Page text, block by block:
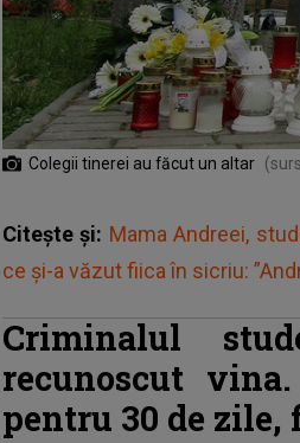
Colegii tinerei au făcut un altar
Citește și: Mama Andreei,
ce și-a văzut fiica în sicriu:
Criminalul
recunoscut
pentru 30 de zile,